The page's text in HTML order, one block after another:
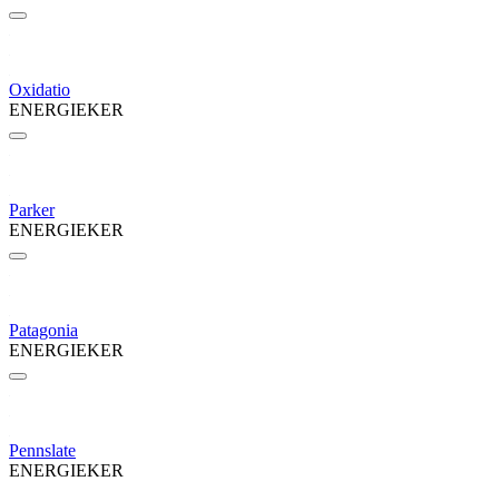
Oxidatio
ENERGIEKER
Parker
ENERGIEKER
Patagonia
ENERGIEKER
Pennslate
ENERGIEKER